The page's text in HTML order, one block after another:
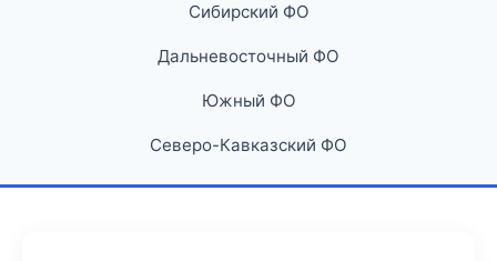
Сибирский ФО
Дальневосточный ФО
Южный ФО
Северо-Кавказский ФО